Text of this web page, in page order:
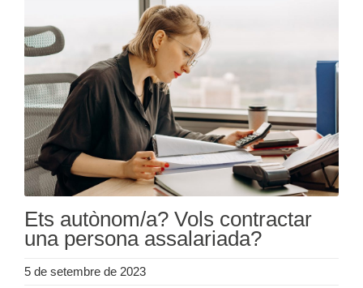
Ets autònom/a? Vols contractar
una persona assalariada?
5 de setembre de 2023